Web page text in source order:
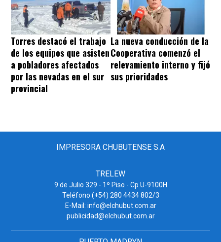
Torres destacó el trabajo
de los equipos que asisten
a pobladores afectados
por las nevadas en el sur
provincial
La nueva conducción de la
Cooperativa comenzó el
relevamiento interno y fijó
sus prioridades
IMPRESORA CHUBUTENSE S.A
TRELEW
9 de Julio 329 - 1º Piso - Cp U-9100H
Teléfono (+54) 280 4434 802/3
E-Mail: info@elchubut.com.ar
publicidad@elchubut.com.ar